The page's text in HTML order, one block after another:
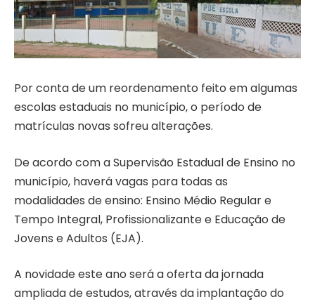
Por conta de um reordenamento feito em algumas
escolas estaduais no município, o período de
matrículas novas sofreu alterações.
De acordo com a Supervisão Estadual de Ensino no
município, haverá vagas para todas as
modalidades de ensino: Ensino Médio Regular e
Tempo Integral, Profissionalizante e Educação de
Jovens e Adultos (EJA).
A novidade este ano será a oferta da jornada
ampliada de estudos, através da implantação do